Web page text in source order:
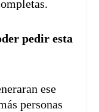
pedir esta
ese
personas